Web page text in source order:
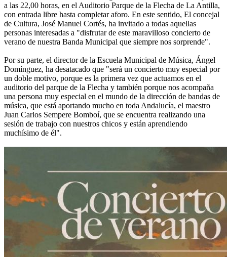
a las 22,00 horas, en el Auditorio Parque de la Flecha de La Antilla,
con entrada libre hasta completar aforo. En este sentido, El concejal
de Cultura, José Manuel Cortés, ha invitado a todas aquellas
personas interesadas a "disfrutar de este maravilloso concierto de
verano de nuestra Banda Municipal que siempre nos sorprende".
Por su parte, el director de la Escuela Municipal de Música, Ángel
Domínguez, ha desatacado que "será un concierto muy especial por
un doble motivo, porque es la primera vez que actuamos en el
auditorio del parque de la Flecha y también porque nos acompaña
una persona muy especial en el mundo de la dirección de bandas de
música, que está aportando mucho en toda Andalucía, el maestro
Juan Carlos Sempere Bomboí, que se encuentra realizando una
sesión de trabajo con nuestros chicos y están aprendiendo
muchísimo de él".